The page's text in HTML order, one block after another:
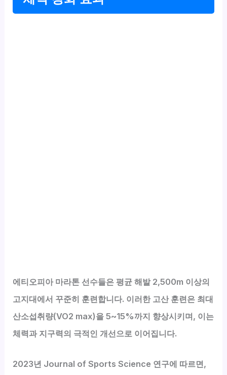
에티오피아 마라톤 선수들은 평균 해발 2,500m 이상의
고지대에서 꾸준히 훈련합니다. 이러한 고산 훈련은 최대
산소섭취량(VO2 max)을 5~15%까지 향상시키며, 이는
체력과 지구력의 극적인 개선으로 이어집니다.
2023년 Journal of Sports Science 연구에 따르면,